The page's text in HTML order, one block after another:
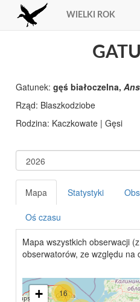
WIELKI ROK
Gatunek:gęś białoczelna,
Rząd: Blaszkodziobe
Rodzina: Kaczkowate | Gęsi
Mapa Statystyki
Oś czasu
Mapa wszystkich obserwacji
obserwatorów, ze względu na
16
+